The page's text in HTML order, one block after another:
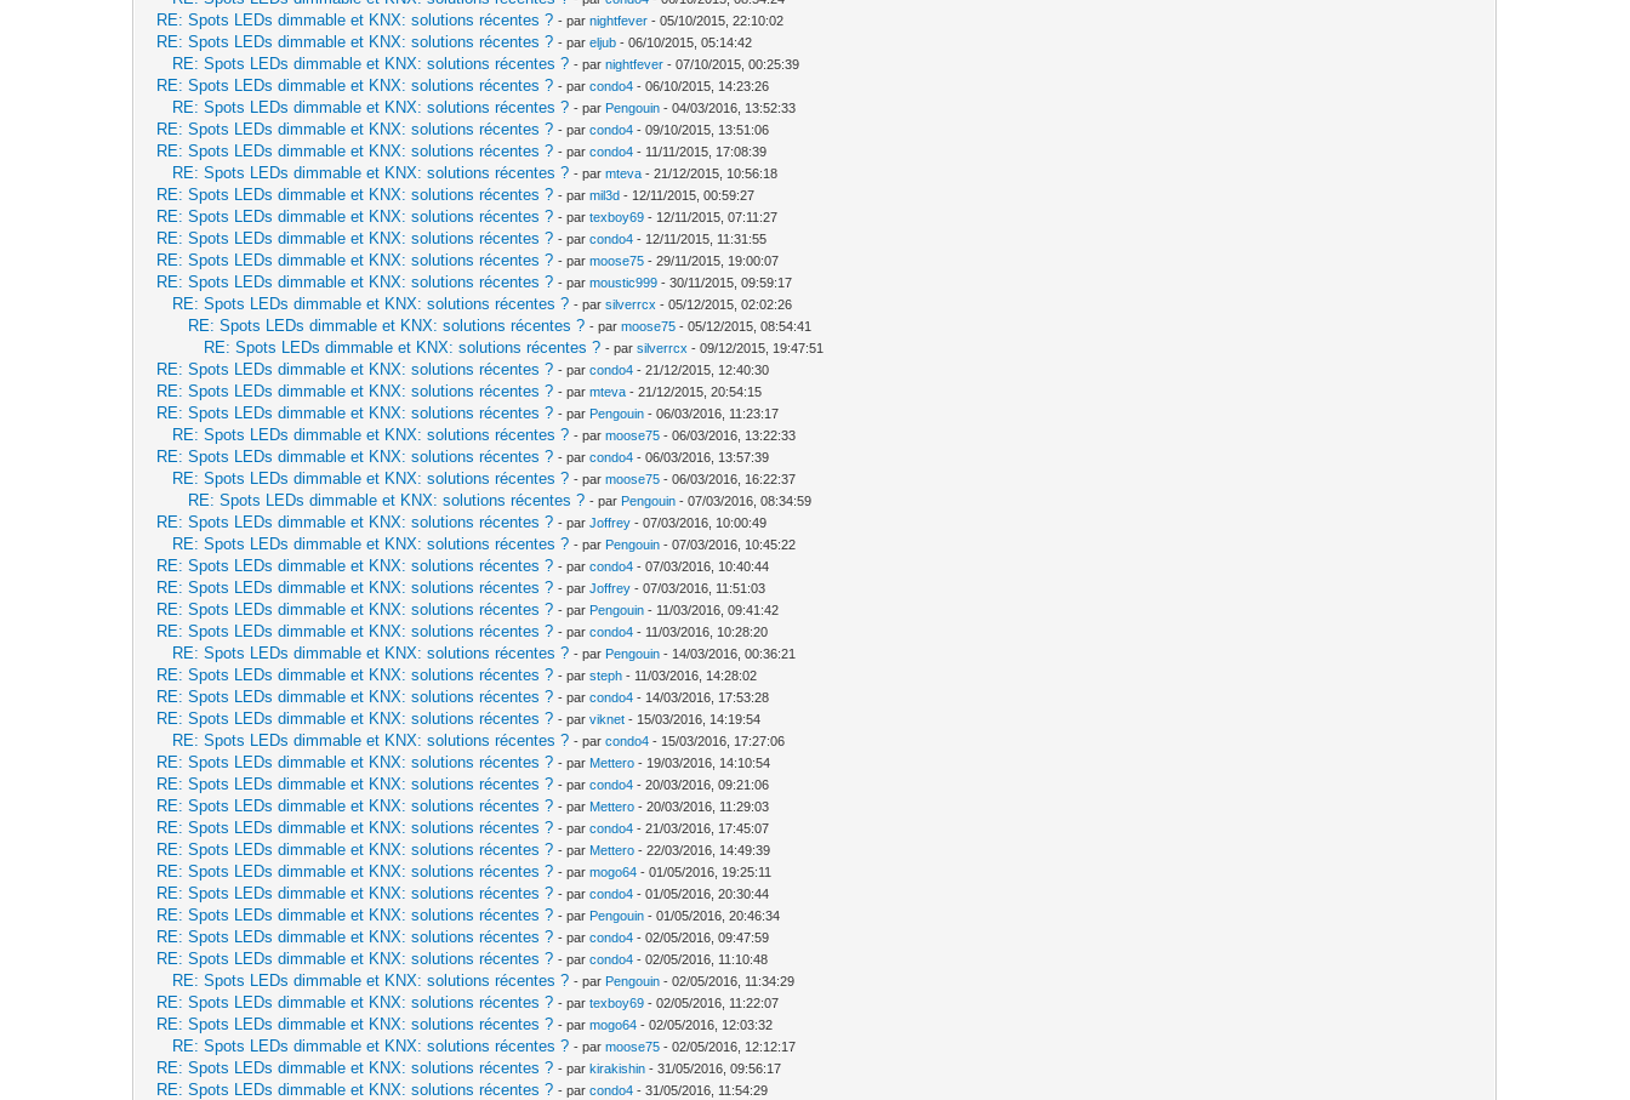
RE: Spots LEDs dimmable et KNX: solutions récentes ? - parnightfever - 05/10/2015, 22:10:02
RE: Spots LEDs dimmable et KNX: solutions récentes ? - pareljub - 06/10/2015, 05:14:42
RE: Spots LEDs dimmable et KNX: solutions récentes ? - parnightfever - 07/10/2015, 00:25:39
RE: Spots LEDs dimmable et KNX: solutions récentes ? - parcondo4 - 06/10/2015, 14:23:26
RE: Spots LEDs dimmable et KNX: solutions récentes ? - par Pengouin - 04/03/2016, 13:52:33
RE: Spots LEDs dimmable et KNX: solutions récentes ? - parcondo4 - 09/10/2015, 13:51:06
RE: Spots LEDs dimmable et KNX: solutions récentes ? - parcondo4 - 11/11/2015, 17:08:39
RE: Spots LEDs dimmable et KNX: solutions récentes ? - parmteva - 21/12/2015, 10:56:18
RE: Spots LEDs dimmable et KNX: solutions récentes ? - parmil3d - 12/11/2015, 00:59:27
RE: Spots LEDs dimmable et KNX: solutions récentes ? - partexboy69 - 12/11/2015, 07:11:27
RE: Spots LEDs dimmable et KNX: solutions récentes ? - parcondo4 - 12/11/2015, 11:31:55
RE: Spots LEDs dimmable et KNX: solutions récentes ? - parmoose75 - 29/11/2015, 19:00:07
RE: Spots LEDs dimmable et KNX: solutions récentes ? - parmoustic999 - 30/11/2015, 09:59:17
RE: Spots LEDs dimmable et KNX: solutions récentes ? - parsilverrcx - 05/12/2015, 02:02:26
RE: Spots LEDs dimmable et KNX: solutions récentes ? - parmoose75 - 05/12/2015, 08:54:41
RE: Spots LEDs dimmable et KNX: solutions récentes ? - parsilverrcx - 09/12/2015, 19:47:51
RE: Spots LEDs dimmable et KNX: solutions récentes ? - parcondo4 - 21/12/2015, 12:40:30
RE: Spots LEDs dimmable et KNX: solutions récentes ? - parmteva - 21/12/2015, 20:54:15
RE: Spots LEDs dimmable et KNX: solutions récentes ? - par Pengouin - 06/03/2016, 11:23:17
RE: Spots LEDs dimmable et KNX: solutions récentes ? - parmoose75 - 06/03/2016, 13:22:33
RE: Spots LEDs dimmable et KNX: solutions récentes ? - parcondo4 - 06/03/2016, 13:57:39
RE: Spots LEDs dimmable et KNX: solutions récentes ? - parmoose75 - 06/03/2016, 16:22:37
RE: Spots LEDs dimmable et KNX: solutions récentes ? - par Pengouin - 07/03/2016, 08:34:59
RE: Spots LEDs dimmable et KNX: solutions récentes ? - parJoffrey - 07/03/2016, 10:00:49
RE: Spots LEDs dimmable et KNX: solutions récentes ? - par Pengouin - 07/03/2016, 10:45:22
RE: Spots LEDs dimmable et KNX: solutions récentes ? - parcondo4 - 07/03/2016, 10:40:44
RE: Spots LEDs dimmable et KNX: solutions récentes ? - parJoffrey - 07/03/2016, 11:51:03
RE: Spots LEDs dimmable et KNX: solutions récentes ? - par Pengouin - 11/03/2016, 09:41:42
RE: Spots LEDs dimmable et KNX: solutions récentes ? - parcondo4 - 11/03/2016, 10:28:20
RE: Spots LEDs dimmable et KNX: solutions récentes ? - par Pengouin - 14/03/2016, 00:36:21
RE: Spots LEDs dimmable et KNX: solutions récentes ? - parsteph - 11/03/2016, 14:28:02
RE: Spots LEDs dimmable et KNX: solutions récentes ? - parcondo4 - 14/03/2016, 17:53:28
RE: Spots LEDs dimmable et KNX: solutions récentes ? - parviknet - 15/03/2016, 14:19:54
RE: Spots LEDs dimmable et KNX: solutions récentes ? - parcondo4 - 15/03/2016, 17:27:06
RE: Spots LEDs dimmable et KNX: solutions récentes ? - par Mettero - 19/03/2016, 14:10:54
RE: Spots LEDs dimmable et KNX: solutions récentes ? - parcondo4 - 20/03/2016, 09:21:06
RE: Spots LEDs dimmable et KNX: solutions récentes ? - par Mettero - 20/03/2016, 11:29:03
RE: Spots LEDs dimmable et KNX: solutions récentes ? - parcondo4 - 21/03/2016, 17:45:07
RE: Spots LEDs dimmable et KNX: solutions récentes ? - par Mettero - 22/03/2016, 14:49:39
RE: Spots LEDs dimmable et KNX: solutions récentes ? - parmogo64 - 01/05/2016, 19:25:11
RE: Spots LEDs dimmable et KNX: solutions récentes ? - parcondo4 - 01/05/2016, 20:30:44
RE: Spots LEDs dimmable et KNX: solutions récentes ? - par Pengouin - 01/05/2016, 20:46:34
RE: Spots LEDs dimmable et KNX: solutions récentes ? - parcondo4 - 02/05/2016, 09:47:59
RE: Spots LEDs dimmable et KNX: solutions récentes ? - parcondo4 - 02/05/2016, 11:10:48
RE: Spots LEDs dimmable et KNX: solutions récentes ? - par Pengouin - 02/05/2016, 11:34:29
RE: Spots LEDs dimmable et KNX: solutions récentes ? - partexboy69 - 02/05/2016, 11:22:07
RE: Spots LEDs dimmable et KNX: solutions récentes ? - parmogo64 - 02/05/2016, 12:03:32
RE: Spots LEDs dimmable et KNX: solutions récentes ? - parmoose75 - 02/05/2016, 12:12:17
RE: Spots LEDs dimmable et KNX: solutions récentes ? - parkirakishin - 31/05/2016, 09:56:17
RE: Spots LEDs dimmable et KNX: solutions récentes ? - parcondo4 - 31/05/2016, 11:54:29